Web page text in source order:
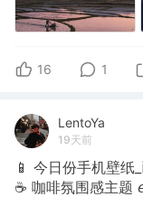
16 1
LentoYa
19天前
📱 今日份手机壁纸
☕️ 咖啡氛围感主题